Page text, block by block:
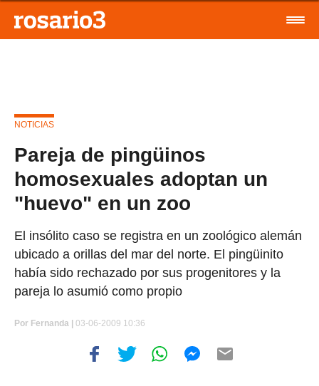
NOTICIAS
Pareja de pingüinos
homosexuales adoptan un
"huevo" en un zoo
El insólito caso se registra en un zoológico alemán
ubicado a orillas del mar del norte. El pingüinito
había sido rechazado por sus progenitores y la
pareja lo asumió como propio
Por Fernanda | 03-06-2009 10:36